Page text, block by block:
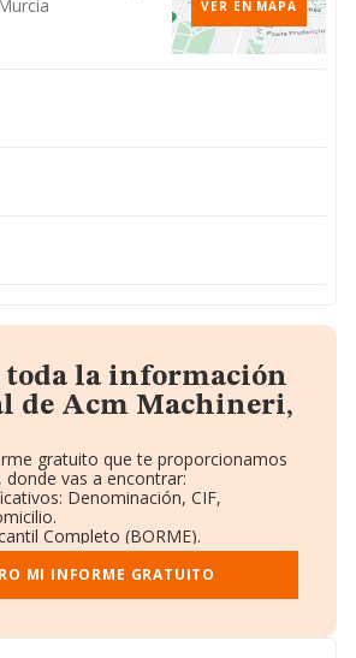
VER EN MAPA
toda la información
de Acm Machineri,
gratuito que te proporcionamos
donde vas a encontrar:
Denominación, CIF,
Completo (BORME).
Ventas y Empleados.
y Administradores.
MI INFORME GRATUITO